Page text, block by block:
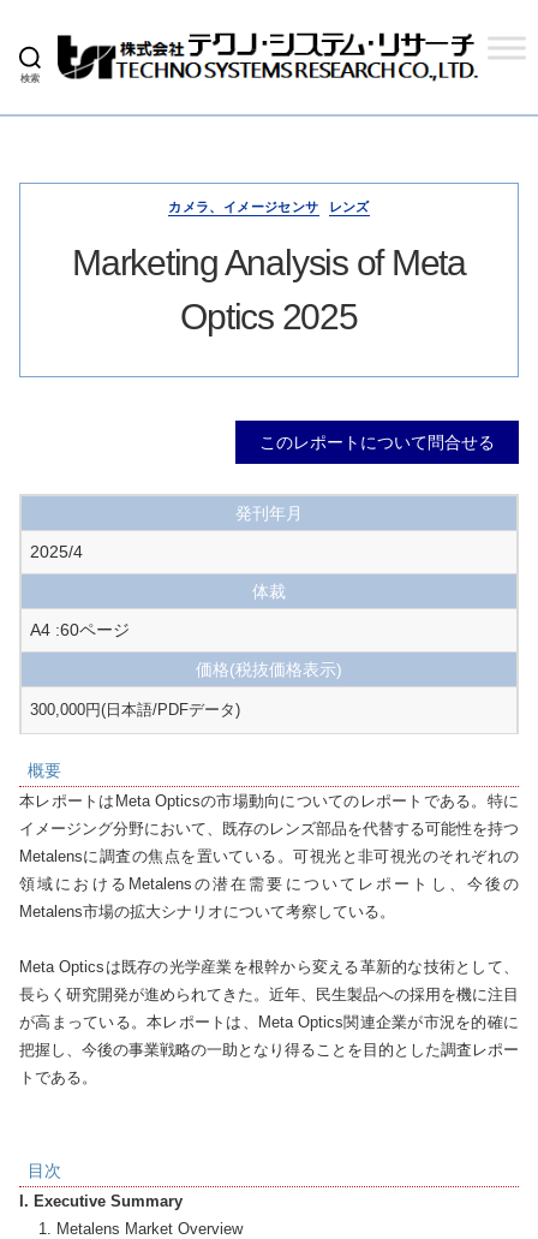
検索
式
テ
ク
ス
ム
リ
ー
カメラ、イメージセンサ レンズ
Marketing Analysis of Meta
Optics 2025
このレポートについて問合せる
発刊年月
2025/4
体裁
A4 :60ページ
価格(税抜価格表示)
300,000円(日本語/PDFデータ)
概要
本レポートはMeta Opticsの市場動向についてのレポートである。特に
イメージング分野において、既存のレンズ部品を代替する可能性を持つ
Metalensに調査の焦点を置いている。可視光と非可視光のそれぞれの
領域におけるMetalensの潜在需要についてレポートし、今後の
Metalens市場の拡大シナリオについて考察している。
Meta Opticsは既存の光学産業を根幹から変える革新的な技術として、
長らく研究開発が進められてきた。近年、民生製品への採用を機に注目
が高まっている。本レポートは、Meta Optics関連企業が市況を的確に
把握し、今後の事業戦略の一助となり得ることを目的とした調査レポー
トである。
目次
I. Executive Summary
    1. Metalens Market Overview